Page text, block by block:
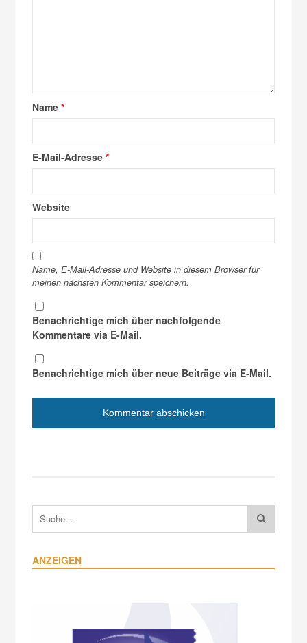
Name*
E-Mail-Adresse*
Website
Name, E-Mail-Adresse und Website in diesem Browser für
meinen nächsten Kommentar speichern.
Benachrichtige mich über nachfolgende
Kommentare via E-Mail.
Benachrichtige mich über neue Beiträge via E-Mail.
ANZEIGEN